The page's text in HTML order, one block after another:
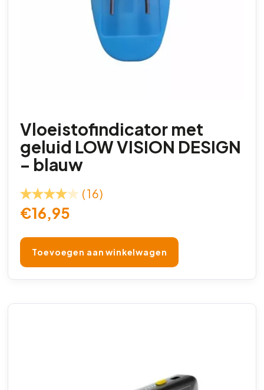
Vloeistofindicator met
geluid LOW VISION DESIGN
– blauw
(16)
€16,95
Toevoegen aan winkelwagen